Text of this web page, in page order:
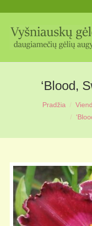
‘Blood,
Pradžia